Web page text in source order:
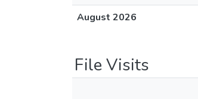
August 2026
File Visits